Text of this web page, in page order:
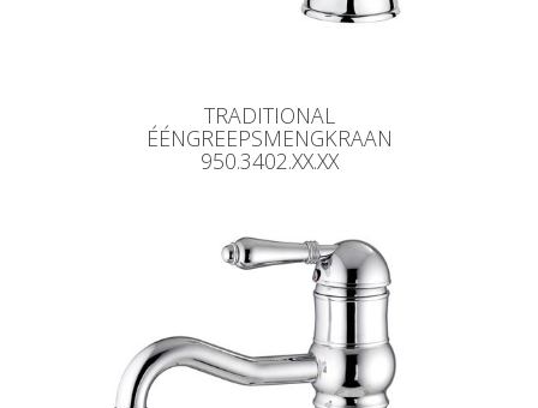
TRADITIONAL
ÉÉNGREEPSMENGKRAAN
950.3402.XX.XX